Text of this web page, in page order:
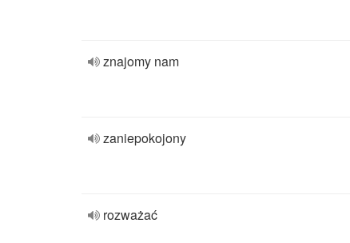
znajomy nam
zaniepokojony
rozważać